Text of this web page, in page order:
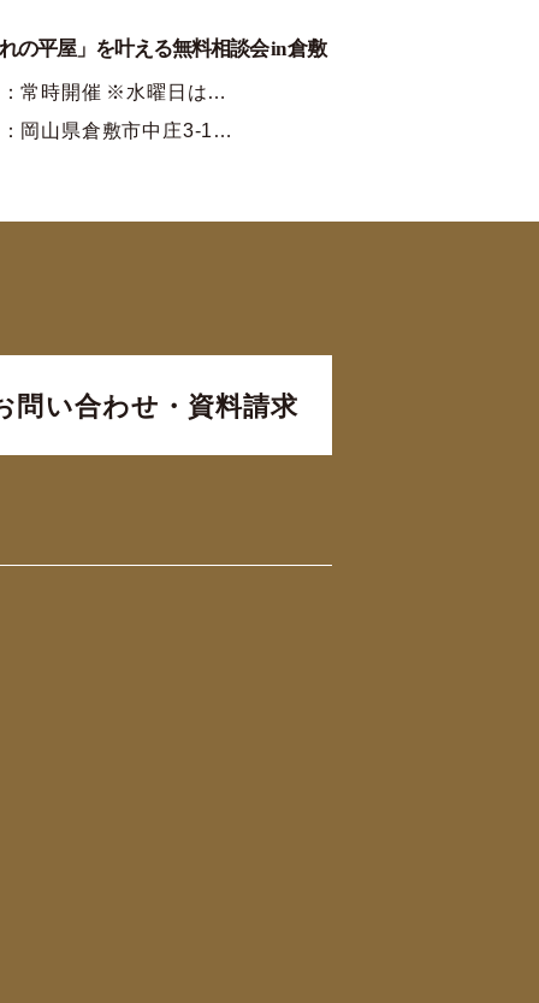
の平屋」を叶える無料相談会 in 倉敷
常時開催 ※水曜日は…
岡山県倉敷市中庄3-1…
問い合わせ・資料請求